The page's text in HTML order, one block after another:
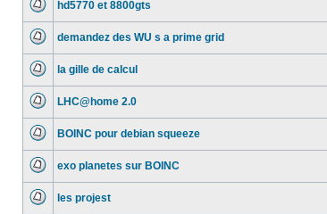
non
non
hd5770 et 8800gts
non
demandez des WU s a prime grid
la gille de calcul
non
LHC@home 2.0
non
BOINC pour debian squeeze
non
exo planetes sur BOINC
les projest